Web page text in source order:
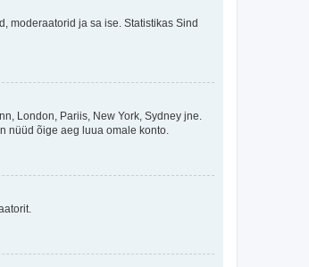
moderaatorid ja sa ise. Statistikas Sind
London, Pariis, New York, Sydney jne.
nüüd õige aeg luua omale konto.